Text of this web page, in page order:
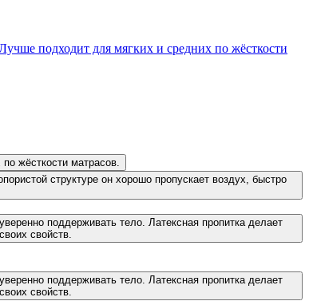
подходит для мягких и средних по жёсткости
жёсткости матрасов.
структуре он хорошо пропускает воздух, быстро
поддерживать тело. Латексная пропитка делает
свойств.
поддерживать тело. Латексная пропитка делает
свойств.